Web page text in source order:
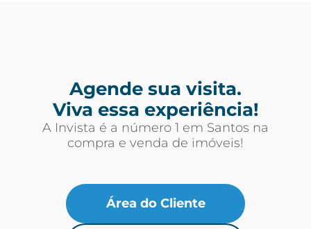
Agende sua visita.
Viva essa experiência!
A Invista é a número 1 em Santos na
compra e venda de imóveis!
Área do Cliente